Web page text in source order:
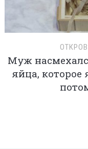
Муж
яйца, которое